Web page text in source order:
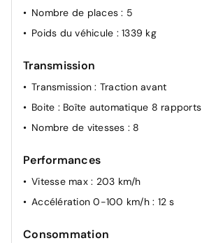
Nombre de places: 5
Poids du véhicule : 1339 kg
Transmission
Transmission: Traction avant
Boite : Boîte automatique 8 rapports
Nombre de vitesses : 8
Performances
Vitesse max : 203 km/h
Accélération 0-100 km/h : 12 s
Consommation